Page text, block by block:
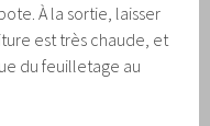
À la sortie, laisser
est très chaude, et
du feuilletage au